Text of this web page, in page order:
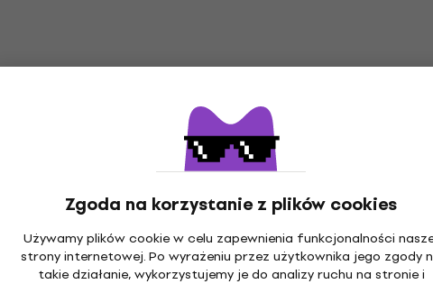
Zgoda na korzystanie z plików cookies
Używamy plików cookie w celu zapewnienia funkcjonalności
strony internetowej. Po wyrażeniu przez użytkownika jego zgody
takie działanie, wykorzystujemy je do analizy ruchu na stronie i